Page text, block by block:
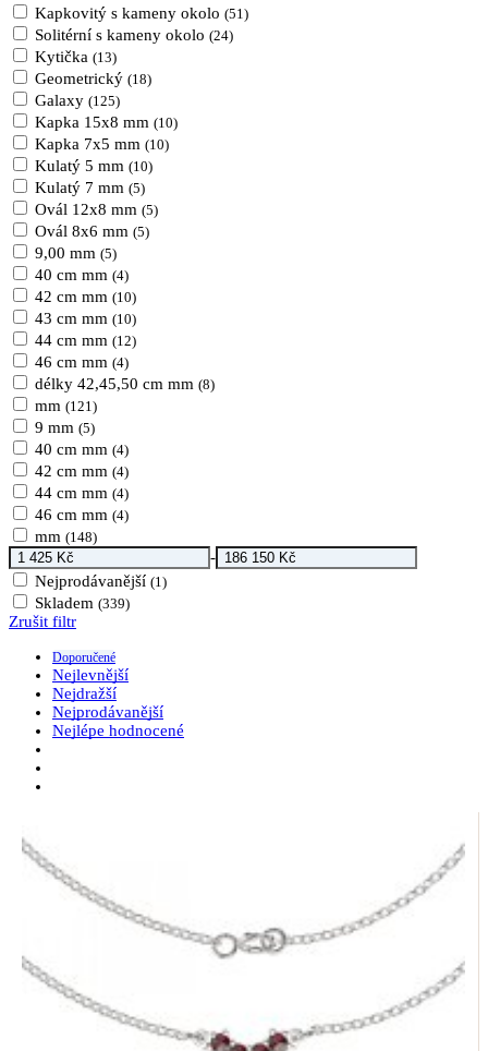
Kapkovitý s kameny okolo (51)
Solitérní s kameny okolo (24)
Kytička (13)
Geometrický (18)
Galaxy (125)
Kapka 15x8 mm (10)
Kapka 7x5 mm (10)
Kulatý 5 mm (10)
Kulatý 7 mm (5)
Ovál 12x8 mm (5)
Ovál 8x6 mm (5)
9,00 mm (5)
40 cm mm (4)
42 cm mm (10)
43 cm mm (10)
44 cm mm (12)
46 cm mm (4)
délky 42,45,50 cm mm (8)
mm (121)
9 mm (5)
40 cm mm (4)
42 cm mm (4)
44 cm mm (4)
46 cm mm (4)
mm (148)
-
Nejprodávanější (1)
Skladem (339)
Zrušit filtr
Doporučené
Nejlevnější
Nejdražší
Nejprodávanější
Nejlépe hodnocené